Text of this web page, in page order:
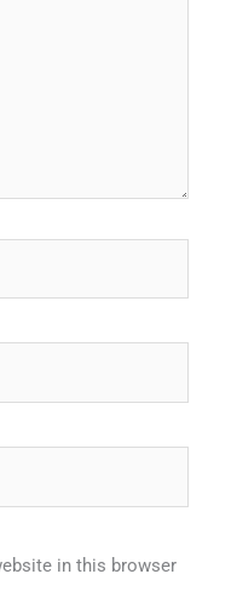
in this browser